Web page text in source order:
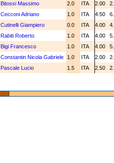
Bitossi Massimo 2.0 ITA 2.00
Cecconi Adriano 1.0 ITA 4.50
Cutinelli Giampiero 0.0 ITA 4.00
Rabiti Roberto 1.0 ITA 4.00
Bigi Francesco 1.0 ITA 4.00
Constantin Nicola Gabriele 1.0 ITA 2.00
Pascale Lucio 1.5 ITA 2.50